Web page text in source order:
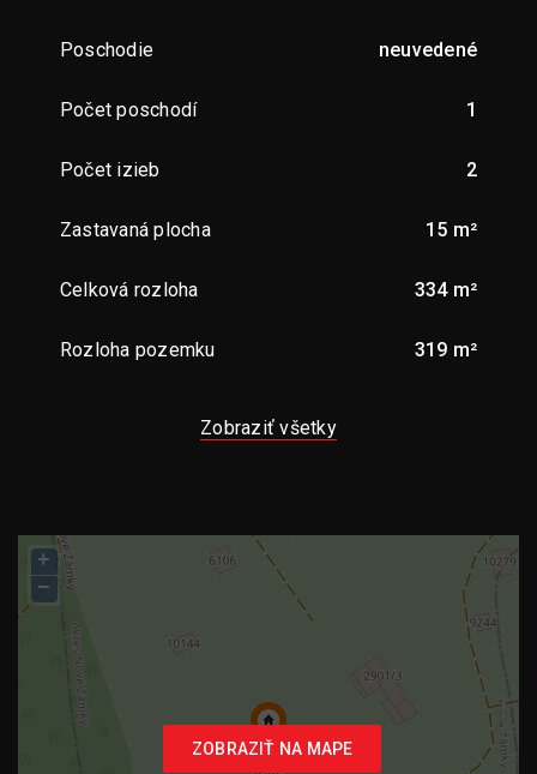
Poschodie neuvedené
Počet poschodí 1
Počet izieb 2
Zastavaná plocha 15 m²
Celková rozloha 334 m²
Rozloha pozemku 319 m²
Zobraziť všetky
ZOBRAZIŤ NA MAPE
+
−